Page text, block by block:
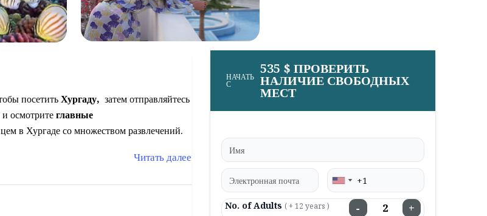
посетитьХургаду, затем отправляйтесь
и осмотритеглавные
в Хургаде со множеством развлечений.
Читать далее
НАЧАТЬ
С
535 $ ПРОВЕРИТЬ
НАЛИЧИЕ СВОБОДНЫХ
МЕСТ
No. of Adults ( + 12 years ) − +